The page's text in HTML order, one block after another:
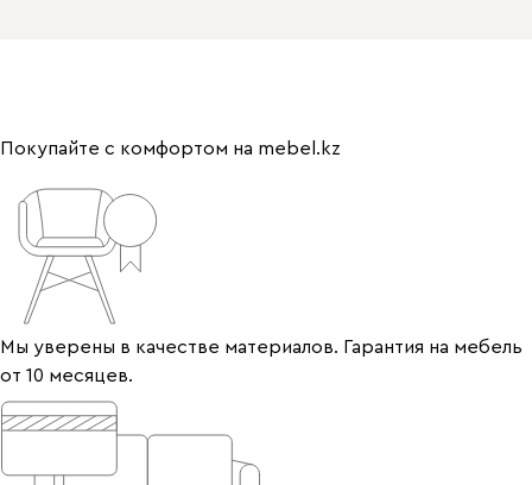
Покупайте с комфортом на mebel.kz
Мы уверены в качестве материалов. Гарантия на мебель
от 10 месяцев.